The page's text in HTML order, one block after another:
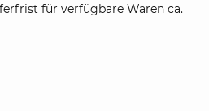
für verfügbare Waren ca.